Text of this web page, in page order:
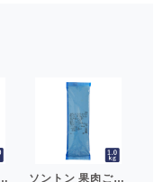
うじ茶クリーム 1kg クリーム 番茶__ ソントン 果肉ごろごろまろやか白桃 1kg クリーム フラワーペースト__